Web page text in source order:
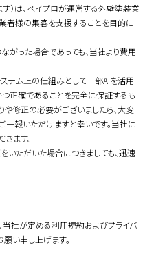
す）は、ペイプロが運営する外壁塗装業
者様の集客を支援することを目的に
がった場合であっても、当社より費用
テム上の仕組みとして一部AIを活用
つ正確であることを完全に保証するも
修正の必要がございましたら、大変
一報いただけますと幸いです。当社に
ます。
いただいた場合につきましても、迅速
当社が定める利用規約およびプライバ
い申し上げます。